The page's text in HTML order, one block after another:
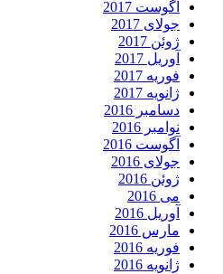
آگوست 2017
جولای 2017
ژوئن 2017
آوریل 2017
فوریه 2017
ژانویه 2017
دسامبر 2016
نوامبر 2016
آگوست 2016
جولای 2016
ژوئن 2016
می 2016
آوریل 2016
مارس 2016
فوریه 2016
ژانویه 2016